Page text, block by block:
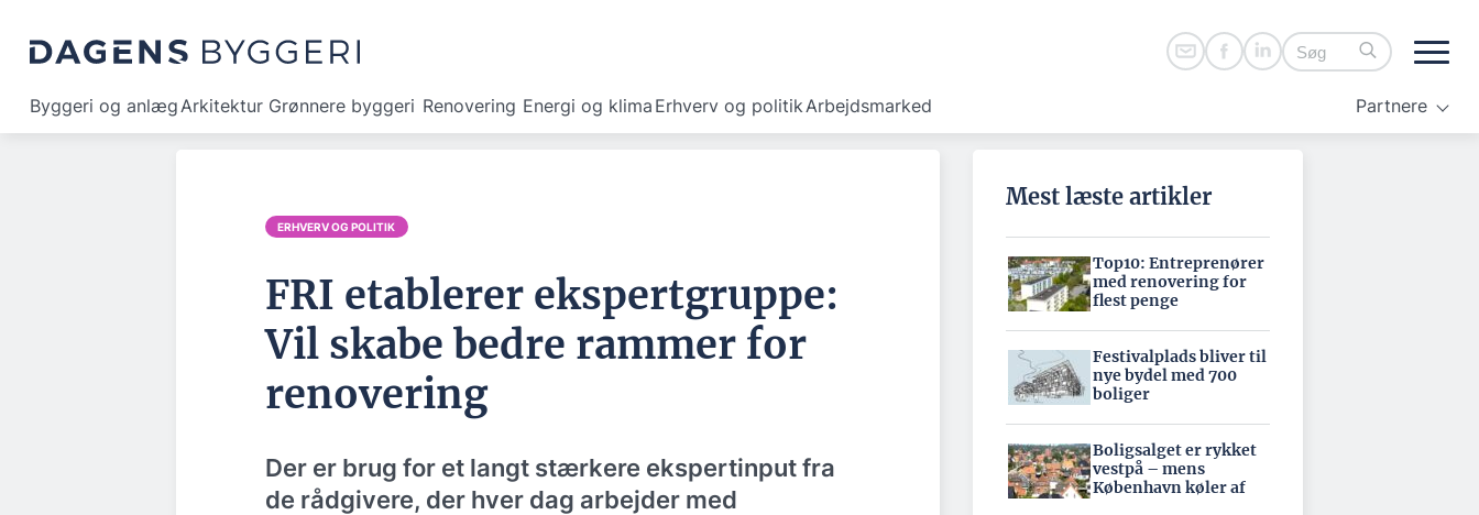
Byggeri og anlægArkitektur Grønnere byggeri Renovering Energi og klima Erhverv og politikArbejdsmarked Partnere
ERHVERV OG POLITIK
FRI etablerer ekspertgruppe:
Vil skabe bedre rammer for
renovering
Der er brug for et langt stærkere ekspertinput fra
de rådgivere, der hver dag arbejder med
Mest læste artikler
Top10: Entreprenører
med renovering for
flest penge
Festivalplads bliver til
nye bydel med 700
boliger
Boligsalget er rykket
vestpå – mens
København køler af